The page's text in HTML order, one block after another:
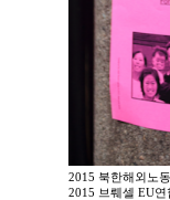
2015 북한해외노
2015 브뤠셀 EU